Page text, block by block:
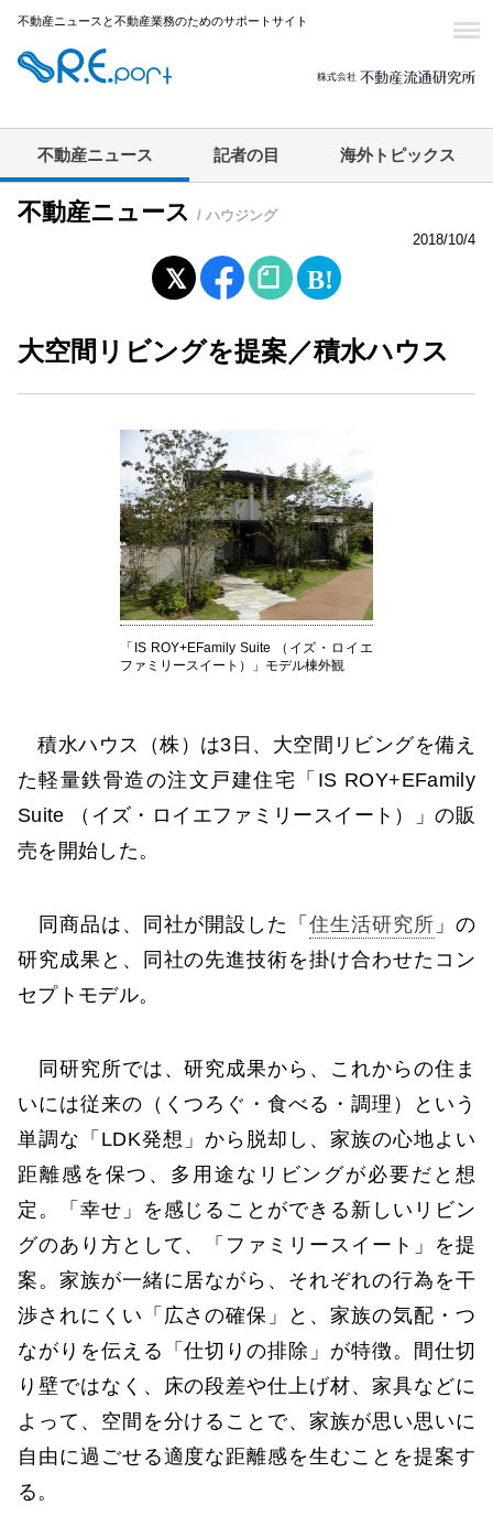
不動産ニュースと不動産業務のためのサポートサイト
不動産ニュース 記者の目 海外トピックス
不動産ニュース / ハウジング
2018/10/4
大空間リビングを提案／積水ハウス
「IS ROY+EFamily Suite （イズ・ロイエ
ファミリースイート）」モデル棟外観
積水ハウス（株）は3日、大空間リビングを備え
た軽量鉄骨造の注文戸建住宅「IS ROY+EFamily
Suite （イズ・ロイエファミリースイート）」の販
売を開始した。
同商品は、同社が開設した「住生活研究所 」の
研究成果と、同社の先進技術を掛け合わせたコン
セプトモデル。
同研究所では、研究成果から、これからの住ま
いには従来の（くつろぐ・食べる・調理）という
単調な「LDK発想」から脱却し、家族の心地よい
距離感を保つ、多用途なリビングが必要だと想
定。「幸せ」を感じることができる新しいリビン
グのあり方として、「ファミリースイート」を提
案。家族が一緒に居ながら、それぞれの行為を干
渉されにくい「広さの確保」と、家族の気配・つ
ながりを伝える「仕切りの排除」が特徴。間仕切
り壁ではなく、床の段差や仕上げ材、家具などに
よって、空間を分けることで、家族が思い思いに
自由に過ごせる適度な距離感を生むことを提案す
る。